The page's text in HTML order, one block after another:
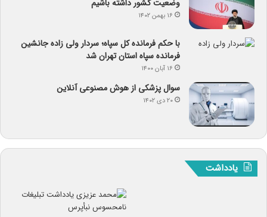
وضعیت کشور داشته باشیم
۱۶ بهمن ۱۴۰۲
با حکم فرمانده کل سپاه؛ سردار ولی زاده جانشین
فرمانده سپاه استان تهران شد
۱۶ آبان ۱۴۰۰
سوال پزشکی از هوش مصنوعی آنلاین
۲۰ دی ۱۴۰۲
یادداشت